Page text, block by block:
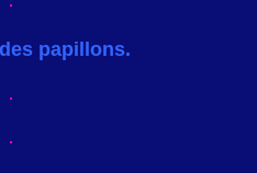
papillons.